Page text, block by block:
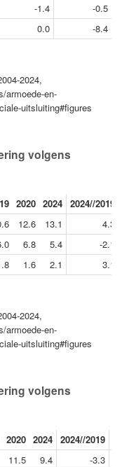
-1.4
-0.5
0.0
-8.4
2024,
armoede-en-
uitsluiting#figures
volgens
2020 2024 2024//2019
12.6 13.1
4.3
6.8 5.4
-2.1
1.6 2.1
3.1
2024,
armoede-en-
uitsluiting#figures
volgens
2020 2024 2024//2019
11.5 9.4
-3.3